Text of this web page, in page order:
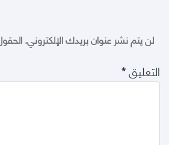
لن يتم نشر عنوان بريدك الإلكتروني.
التعليق*